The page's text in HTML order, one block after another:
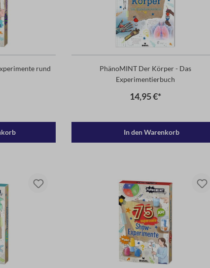
rund
PhänoMINT Der Körper - Das
Experimentierbuch
14,95 €*
In den Warenkorb